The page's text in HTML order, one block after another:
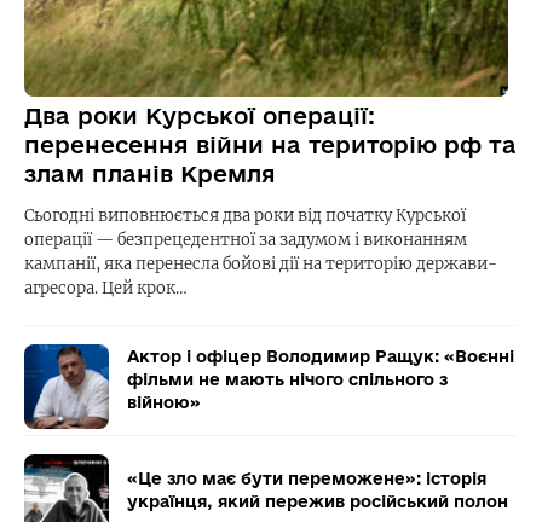
Два роки Курської операції:
перенесення війни на територію рф та
злам планів Кремля
Сьогодні виповнюється два роки від початку Курської
операції — безпрецедентної за задумом і виконанням
кампанії, яка перенесла бойові дії на територію держави-
агресора. Цей крок…
Актор і офіцер Володимир Ращук: «Воєнні
фільми не мають нічого спільного з
війною»
«Це зло має бути переможене»: історія
українця, який пережив російський полон